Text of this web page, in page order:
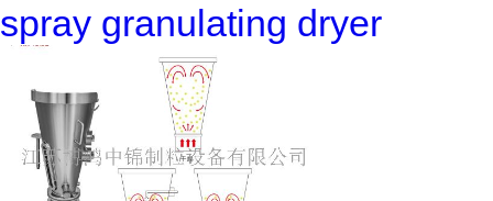
spray granulating dryer